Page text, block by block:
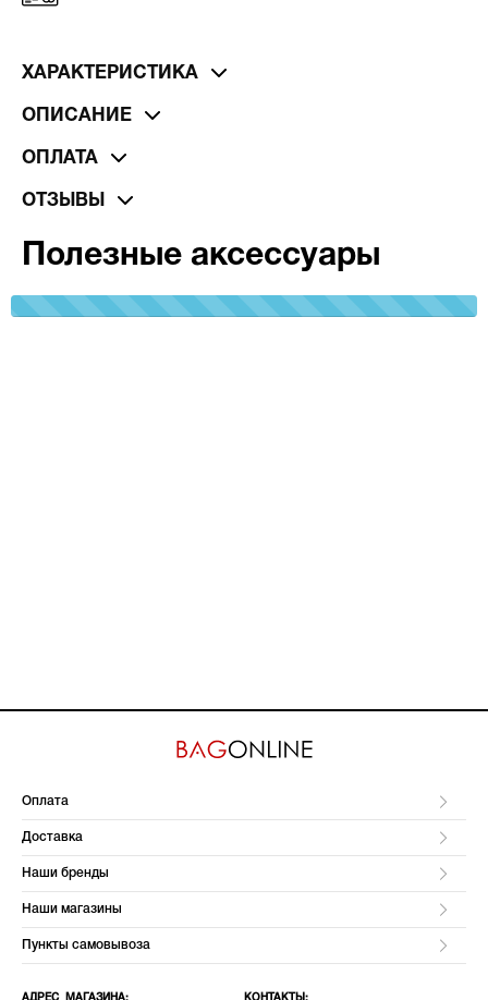
ХАРАКТЕРИСТИКА
ОПИСАНИЕ
ОПЛАТА
ОТЗЫВЫ
Полезные аксессуары
100%
Оплата
Доставка
Наши бренды
Наши магазины
Пункты самовывоза